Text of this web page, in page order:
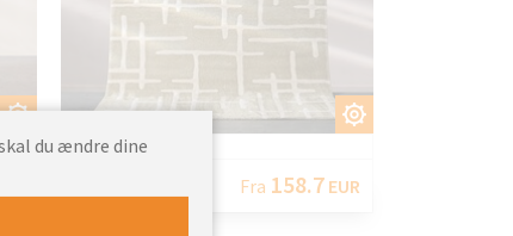
TILPAS
Fra 158.7 EUR
du ændre dine